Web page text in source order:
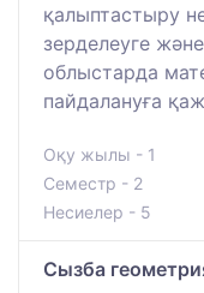
қалыптастыру
зерделеуге
облыстарда
пайдалануға
Оқу жылы - 1
Семестр - 2
Несиелер - 5
Сызба